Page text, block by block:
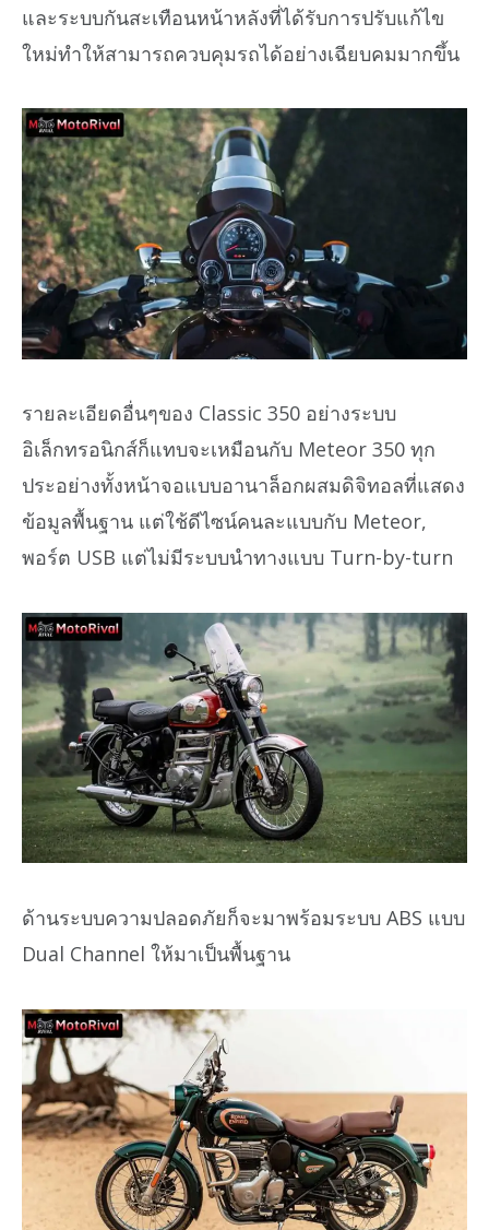
และระบบกันสะเทือนหน้าหลังที่ได้รับการปรับแก้ไข
ใหม่ทำให้สามารถควบคุมรถได้อย่างเฉียบคมมากขึ้น
รายละเอียดอื่นๆของ Classic 350 อย่างระบบ
อิเล็กทรอนิกส์ก็แทบจะเหมือนกับ Meteor 350 ทุก
ประอย่างทั้งหน้าจอแบบอานาล็อกผสมดิจิทอลที่แสดง
ข้อมูลพื้นฐาน แต่ใช้ดีไซน์คนละแบบกับ Meteor,
พอร์ต USB แต่ไม่มีระบบนำทางแบบ Turn-by-turn
ด้านระบบความปลอดภัยก็จะมาพร้อมระบบ ABS แบบ
Dual Channel ให้มาเป็นพื้นฐาน